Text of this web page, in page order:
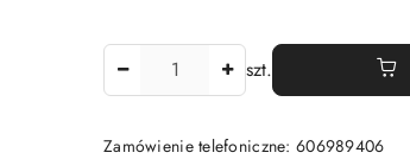
szt.
Zamówienie telefoniczne: 606989406